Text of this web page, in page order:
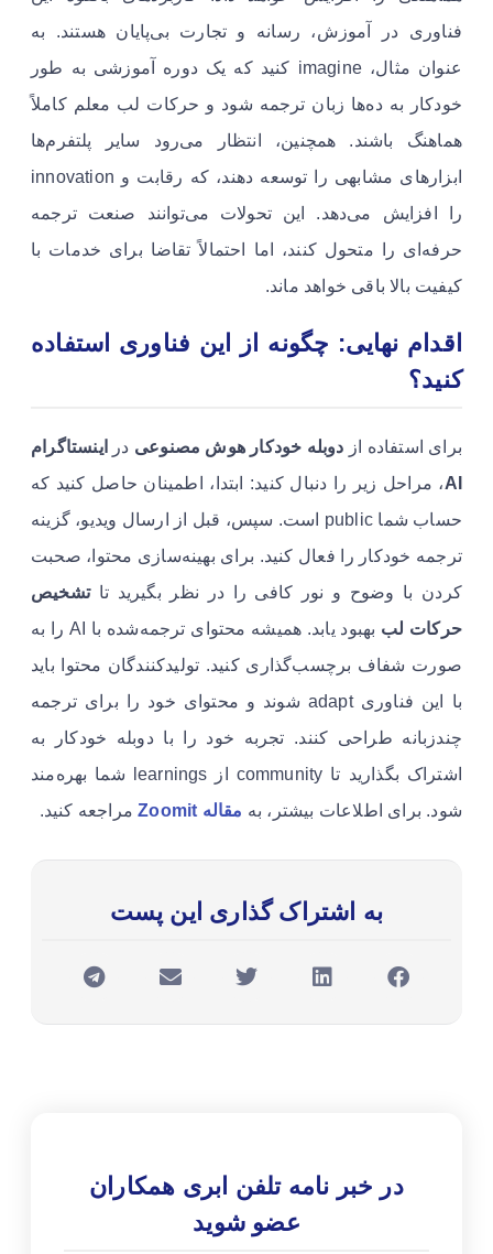
فناوری در آموزش، رسانه و تجارت بی‌پایان هستند. به
عنوان مثال، imagine کنید که یک دوره آموزشی به طور
خودکار به ده‌ها زبان ترجمه شود و حرکات لب معلم کاملاً
هماهنگ باشند. همچنین، انتظار می‌رود سایر پلتفرم‌ها
ابزارهای مشابهی را توسعه دهند، که رقابت و innovation
را افزایش می‌دهد. این تحولات می‌توانند صنعت ترجمه
حرفه‌ای را متحول کنند، اما احتمالاً تقاضا برای خدمات با
کیفیت بالا باقی خواهد ماند.
اقدام نهایی: چگونه از این فناوری استفاده
کنید؟
برای استفاده از دوبله خودکار هوش مصنوعی در
اینستاگرام
AI، مراحل زیر را دنبال کنید: ابتدا، اطمینان حاصل کنید که
حساب شما public است. سپس، قبل از ارسال ویدیو، گزینه
ترجمه خودکار را فعال کنید. برای بهینه‌سازی محتوا، صحبت
کردن با وضوح و نور کافی را در نظر بگیرید تاتشخیص
حرکات لب
بهبود یابد. همیشه محتوای ترجمه‌شده با AI را به
صورت شفاف برچسب‌گذاری کنید. تولیدکنندگان محتوا باید
با این فناوری adapt شوند و محتوای خود را برای ترجمه
چندزبانه طراحی کنند. تجربه خود را با دوبله خودکار به
اشتراک بگذارید تا community از learnings شما بهره‌مند
شود. برای اطلاعات بیشتر، به مقاله Zoomit مراجعه کنید.
به اشتراک گذاری این پست
در خبر نامه تلفن ابری همکاران
عضو شوید